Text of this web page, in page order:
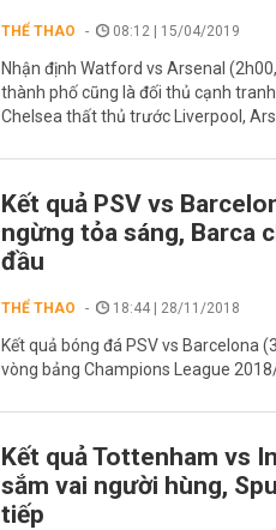
THỂ THAO 08:12 | 15/04/2019
Nhận định Watford vs Arsenal
thành phố cũng là đối thủ cạnh
Chelsea thất thủ trước Liverpool,
Kết quả PSV vs
ngừng tỏa sáng, Barca
đầu
THỂ THAO 18:44 | 28/11/2018
Kết quả bóng đá PSV vs Barcelona
vòng bảng Champions League
Kết quả Tottenham vs
sắm vai người hùng,
tiếp